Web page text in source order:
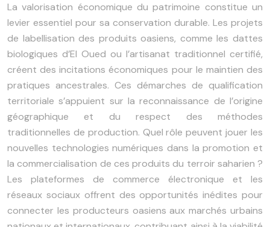
La valorisation économique du patrimoine constitue un
levier essentiel pour sa conservation durable. Les projets
de labellisation des produits oasiens, comme les dattes
biologiques d’El Oued ou l’artisanat traditionnel certifié,
créent des incitations économiques pour le maintien des
pratiques ancestrales. Ces démarches de qualification
territoriale s’appuient sur la reconnaissance de l’origine
géographique et du respect des méthodes
traditionnelles de production. Quel rôle peuvent jouer les
nouvelles technologies numériques dans la promotion et
la commercialisation de ces produits du terroir saharien ?
Les plateformes de commerce électronique et les
réseaux sociaux offrent des opportunités inédites pour
connecter les producteurs oasiens aux marchés urbains